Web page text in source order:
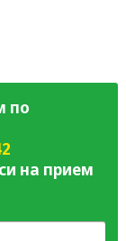
по
на прием